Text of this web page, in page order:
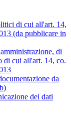
di cui all'art. 14,
(da pubblicare in
di
di cui all'art. 14, co.
da
dei dati